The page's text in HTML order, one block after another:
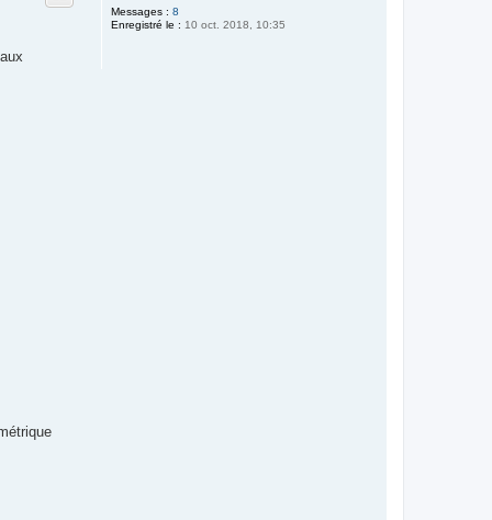
Messages : 8
Enregistré le : 10 oct. 2018, 10:35